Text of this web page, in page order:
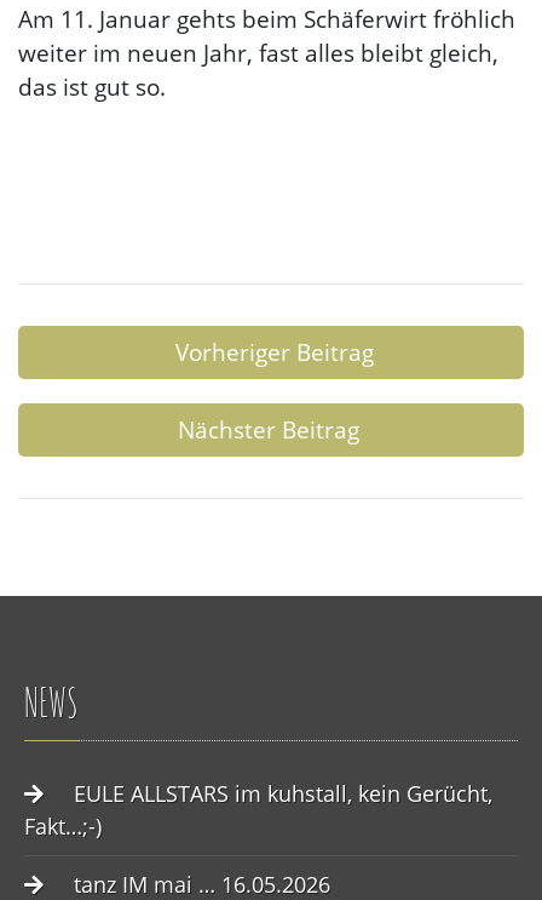
Am 11. Januar gehts beim Schäferwirt fröhlich
weiter im neuen Jahr, fast alles bleibt gleich,
das ist gut so.
Vorheriger Beitrag
Nächster Beitrag
NEWS
EULE ALLSTARS im kuhstall, kein Gerücht,
Fakt…;-)
tanz IM mai … 16.05.2026